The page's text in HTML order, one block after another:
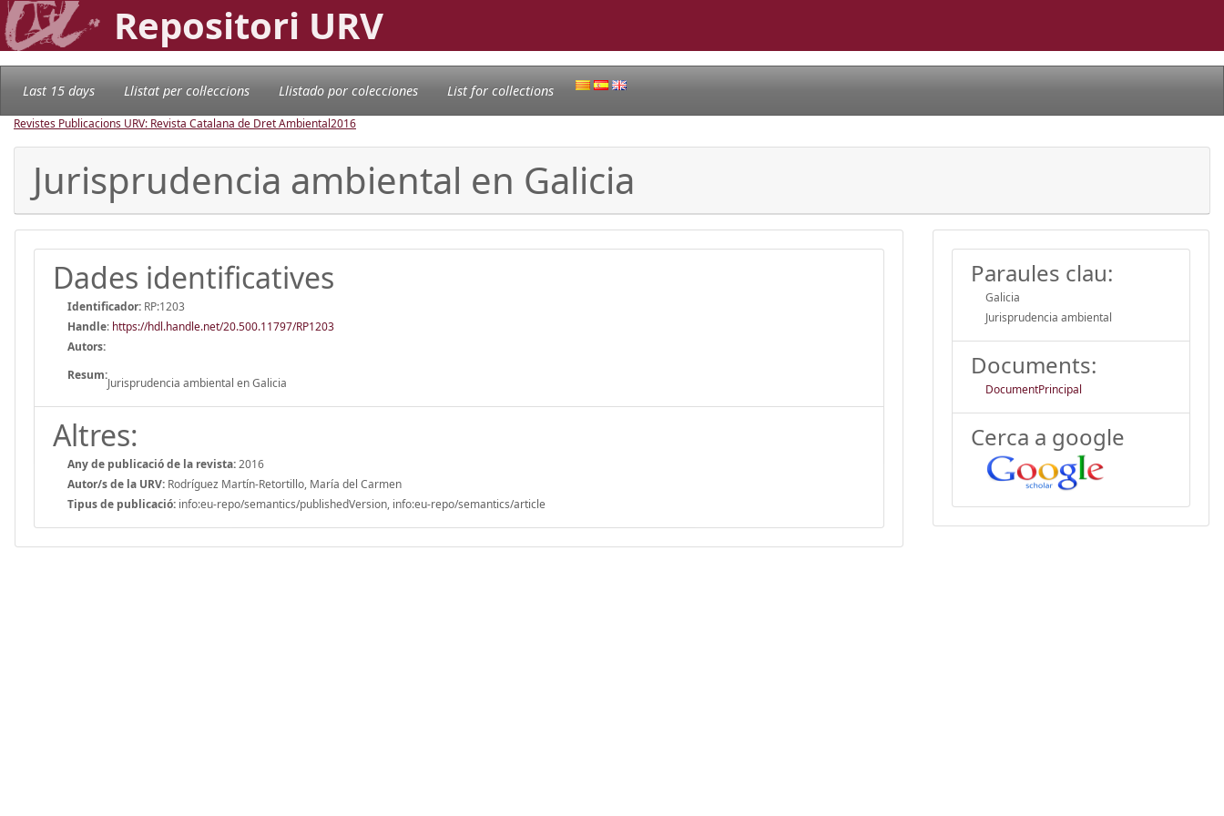
Repositori URV
Last 15 days Llistat per col·leccions Llistado por colecciones List for collections
Revistes Publicacions URV: Revista Catalana de Dret Ambiental2016
Jurisprudencia ambiental en Galicia
Dades identificatives
Identificador: RP:1203
Handle: https://hdl.handle.net/20.500.11797/RP1203
Autors:
Resum:
Jurisprudencia ambiental en Galicia
Altres:
Any de publicació de la revista:2016
Autor/s de la URV: Rodríguez Martín-Retortillo, María del Carmen
Tipus de publicació: info:eu-repo/semantics/publishedVersion, info:eu-repo/semantics/article
Paraules clau:
Galicia
Jurisprudencia ambiental
Documents:
DocumentPrincipal
Cerca a google